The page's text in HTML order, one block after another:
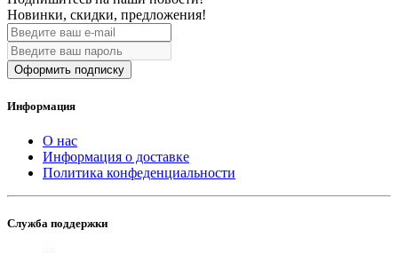
Новинки, скидки, предложения!
Оформить подписку
Информация
О нас
Информация о доставке
Политика конфеденциальности
Служба поддержки